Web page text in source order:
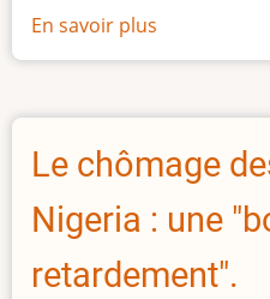
En savoir plus
La
taille
l'Afrique
Le chômage
Nigeria : une
retardement".